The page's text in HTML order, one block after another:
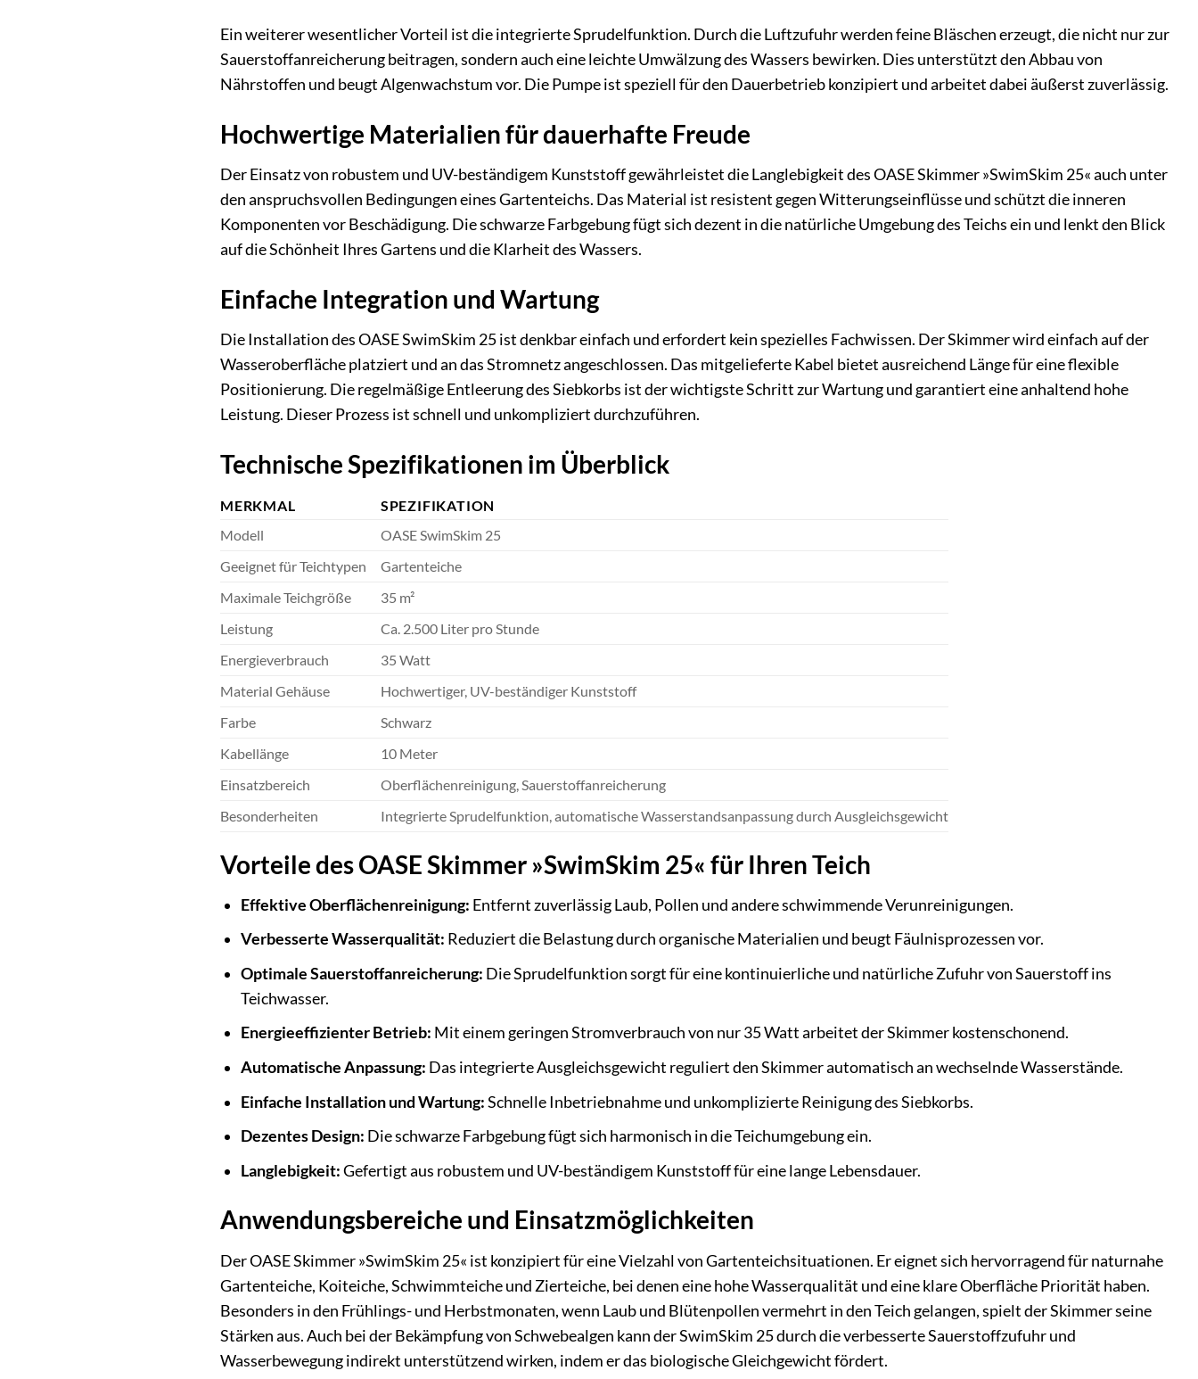
Ein weiterer wesentlicher Vorteil ist die integrierte Sprudelfunktion. Durch die Luftzufuhr werden feine Bläschen erzeugt, die nicht nur zur
Sauerstoffanreicherung beitragen, sondern auch eine leichte Umwälzung des Wassers bewirken. Dies unterstützt den Abbau von
Nährstoffen und beugt Algenwachstum vor. Die Pumpe ist speziell für den Dauerbetrieb konzipiert und arbeitet dabei äußerst zuverlässig.
Hochwertige Materialien für dauerhafte Freude
Der Einsatz von robustem und UV-beständigem Kunststoff gewährleistet die Langlebigkeit des OASE Skimmer »SwimSkim 25« auch unter
den anspruchsvollen Bedingungen eines Gartenteichs. Das Material ist resistent gegen Witterungseinflüsse und schützt die inneren
Komponenten vor Beschädigung. Die schwarze Farbgebung fügt sich dezent in die natürliche Umgebung des Teichs ein und lenkt den Blick
auf die Schönheit Ihres Gartens und die Klarheit des Wassers.
Einfache Integration und Wartung
Die Installation des OASE SwimSkim 25 ist denkbar einfach und erfordert kein spezielles Fachwissen. Der Skimmer wird einfach auf der
Wasseroberfläche platziert und an das Stromnetz angeschlossen. Das mitgelieferte Kabel bietet ausreichend Länge für eine flexible
Positionierung. Die regelmäßige Entleerung des Siebkorbs ist der wichtigste Schritt zur Wartung und garantiert eine anhaltend hohe
Leistung. Dieser Prozess ist schnell und unkompliziert durchzuführen.
Technische Spezifikationen im Überblick
MERKMAL
SPEZIFIKATION
Modell
OASE SwimSkim 25
Geeignet für Teichtypen
Gartenteiche
Maximale Teichgröße
35 m²
Leistung
Ca. 2.500 Liter pro Stunde
Energieverbrauch
35 Watt
Material Gehäuse
Hochwertiger, UV-beständiger Kunststoff
Farbe
Schwarz
Kabellänge
10 Meter
Einsatzbereich
Oberflächenreinigung, Sauerstoffanreicherung
Besonderheiten
Integrierte Sprudelfunktion, automatische Wasserstandsanpassung durch Ausgleichsgewicht
Vorteile des OASE Skimmer »SwimSkim 25« für Ihren Teich
Effektive Oberflächenreinigung: Entfernt zuverlässig Laub, Pollen und andere schwimmende Verunreinigungen.
Verbesserte Wasserqualität: Reduziert die Belastung durch organische Materialien und beugt Fäulnisprozessen vor.
Optimale Sauerstoffanreicherung: Die Sprudelfunktion sorgt für eine kontinuierliche und natürliche Zufuhr von Sauerstoff ins
Teichwasser.
Energieeffizienter Betrieb: Mit einem geringen Stromverbrauch von nur 35 Watt arbeitet der Skimmer kostenschonend.
Automatische Anpassung: Das integrierte Ausgleichsgewicht reguliert den Skimmer automatisch an wechselnde Wasserstände.
Einfache Installation und Wartung:Schnelle Inbetriebnahme und unkomplizierte Reinigung des Siebkorbs.
Dezentes Design: Die schwarze Farbgebung fügt sich harmonisch in die Teichumgebung ein.
Langlebigkeit:Gefertigt aus robustem und UV-beständigem Kunststoff für eine lange Lebensdauer.
Anwendungsbereiche und Einsatzmöglichkeiten
Der OASE Skimmer »SwimSkim 25« ist konzipiert für eine Vielzahl von Gartenteichsituationen. Er eignet sich hervorragend für naturnahe
Gartenteiche, Koiteiche, Schwimmteiche und Zierteiche, bei denen eine hohe Wasserqualität und eine klare Oberfläche Priorität haben.
Besonders in den Frühlings- und Herbstmonaten, wenn Laub und Blütenpollen vermehrt in den Teich gelangen, spielt der Skimmer seine
Stärken aus. Auch bei der Bekämpfung von Schwebealgen kann der SwimSkim 25 durch die verbesserte Sauerstoffzufuhr und
Wasserbewegung indirekt unterstützend wirken, indem er das biologische Gleichgewicht fördert.